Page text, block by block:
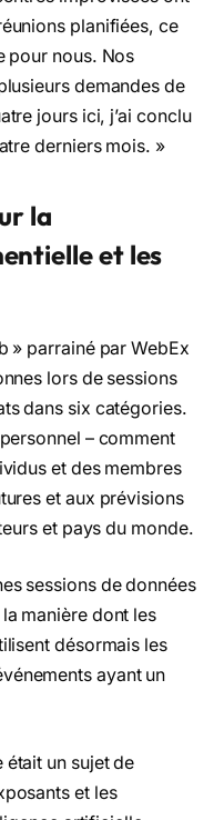
planifiées, ce
pour nous. Nos
demandes de
jours ici, j’ai conclu
derniers mois. »
la
et les
» parrainé par WebEx
lors de sessions
dans six catégories.
– comment
et des membres
et aux prévisions
et pays du monde.
sessions de données
manière dont les
désormais les
ayant un
un sujet de
et les